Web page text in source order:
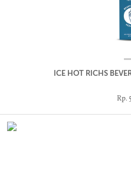
ICE HOT RICHS
Rp.